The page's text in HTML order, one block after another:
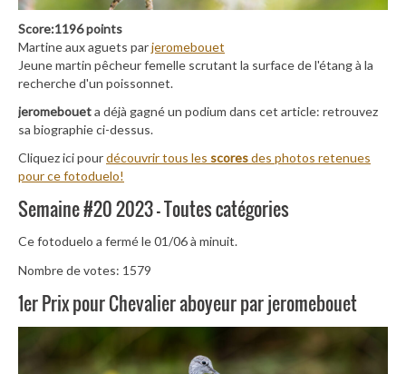
Score:1196 points
Martine aux aguets parjeromebouet
Jeune martin pêcheur femelle scrutant la surface de l'étang à la
recherche d'un poissonnet.
jeromeboueta déjà gagné un podium dans cet article: retrouvez
sa biographie ci-dessus.
Cliquez ici pourdécouvrir tous les scoresdes photos retenues
pour ce fotoduelo!
Semaine #20 2023 – Toutes catégories
Ce fotoduelo a fermé le 01/06 à minuit.
Nombre de votes: 1579
1er Prix pour Chevalier aboyeur par jeromebouet